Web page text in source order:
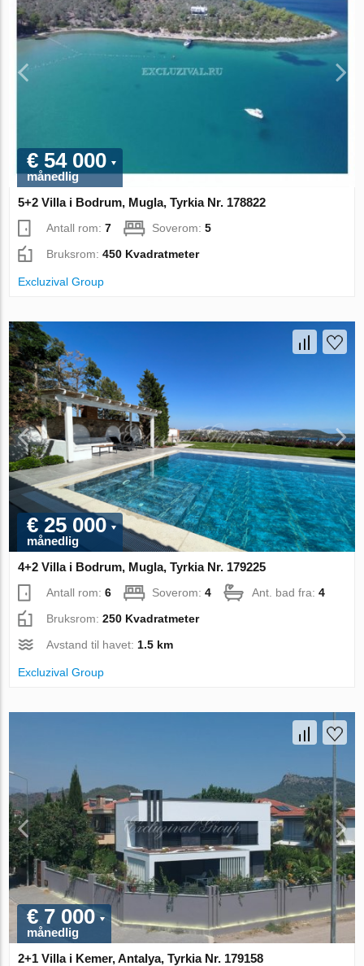
€ 54 000
månedlig
5+2 Villa i Bodrum, Mugla, Tyrkia Nr. 178822
Antall rom:7 Soverom:5
Bruksrom:450 Kvadratmeter
Excluzival Group
€ 25 000
månedlig
4+2 Villa i Bodrum, Mugla, Tyrkia Nr. 179225
Antall rom:6 Soverom:4 Ant. bad fra:4
Bruksrom:250 Kvadratmeter
Avstand til havet:1.5 km
Excluzival Group
€ 7 000
månedlig
2+1 Villa i Kemer, Antalya, Tyrkia Nr. 179158